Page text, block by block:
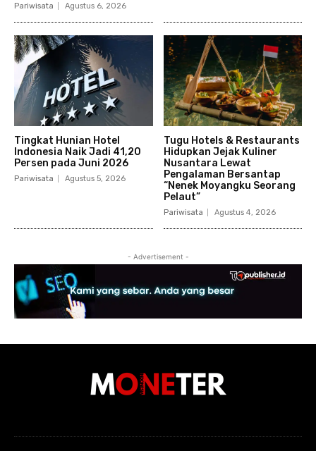
Pariwisata Agustus 6, 2026
Tingkat Hunian Hotel
Indonesia Naik Jadi 41,20
Persen pada Juni 2026
Pariwisata Agustus 5, 2026
Tugu Hotels & Restaurants
Hidupkan Jejak Kuliner
Nusantara Lewat
Pengalaman Bersantap
“Nenek Moyangku Seorang
Pelaut”
Pariwisata Agustus 4, 2026
- Advertisement -